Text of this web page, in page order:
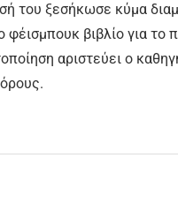
του ξεσήκωσε κύμα
βιβλίο για το
αριστεύει ο